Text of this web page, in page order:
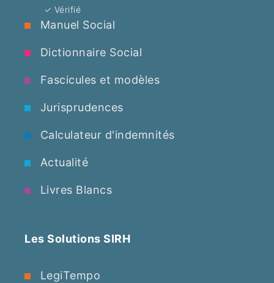
✓ Vérifié
Manuel Social
Dictionnaire Social
Fascicules et modèles
Jurisprudences
Calculateur d'indemnités
Actualité
Livres Blancs
Les Solutions SIRH
LegiTempo